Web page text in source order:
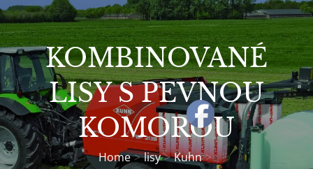
KOMBINOVANÉ
LISY S PEVNOU
KOMOROU
Home lisy
Kuhn